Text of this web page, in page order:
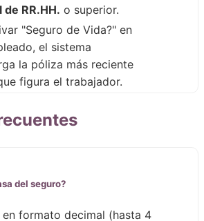
de RR.HH. o superior.
"Seguro de Vida?" en
el sistema
la póliza más reciente
figura el trabajador.
del seguro?
en formato decimal (hasta 4